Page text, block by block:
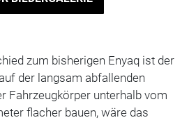
zum bisherigen Enyaq ist der
der langsam abfallenden
Fahrzeugkörper unterhalb vom
flacher bauen, wäre das